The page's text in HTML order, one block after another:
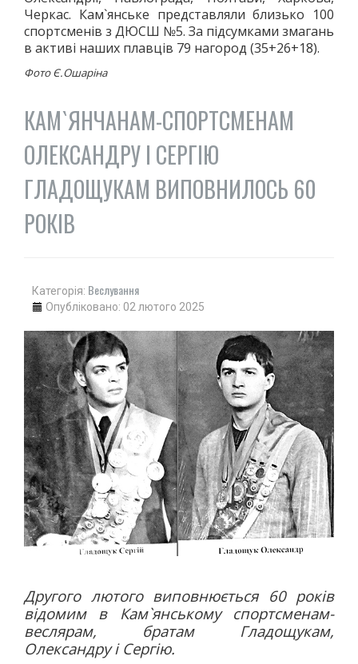
КАРАТЕ
АЙКІДО
ФРІФАЙТ
ММА
КОМБАТАН
БІГ
ХОДЬБА
СТРИБКИ ТА МЕТАННЯ
ТЕНІС
ВОДНІ ВИДИ
ПОЛО
ПЛАВАННЯ
СТРИБКИ З ТРАМПЛІНУ
СИНХРОННЕ ПЛАВАННЯ
ГРЕБЛЯ
ВОДНИЙ ТУРИЗМ
ГІМНАСТИКА
ХУДОЖНЯ
СПОРТИВНА
АКРОБАТИКА
СТРИБКИ НА БАТУТІ
БІГ НА КОНЬКАХ
ФІГУРНЕ КАТАННЯ
ФІГУРНЕ КАТАННЯ НА РОЛИКОВИХ КОВЗАНАХ
Черкас. Кам`янське представляли близько 100
спортсменів з ДЮСШ №5. За підсумками змагань
в активі наших плавців 79 нагород (35+26+18).
Фото Є.Ошаріна
КАМ`ЯНЧАНАМ-СПОРТСМЕНАМ
ОЛЕКСАНДРУ І СЕРГІЮ
ГЛАДОЩУКАМ ВИПОВНИЛОСЬ 60
РОКІВ
Категорія: Веслування
Опубліковано: 02 лютого 2025
Другого лютого виповнюється 60 років
відомим в Кам`янському спортсменам-
веслярам, братам Гладощукам,
Олександру і Сергію.